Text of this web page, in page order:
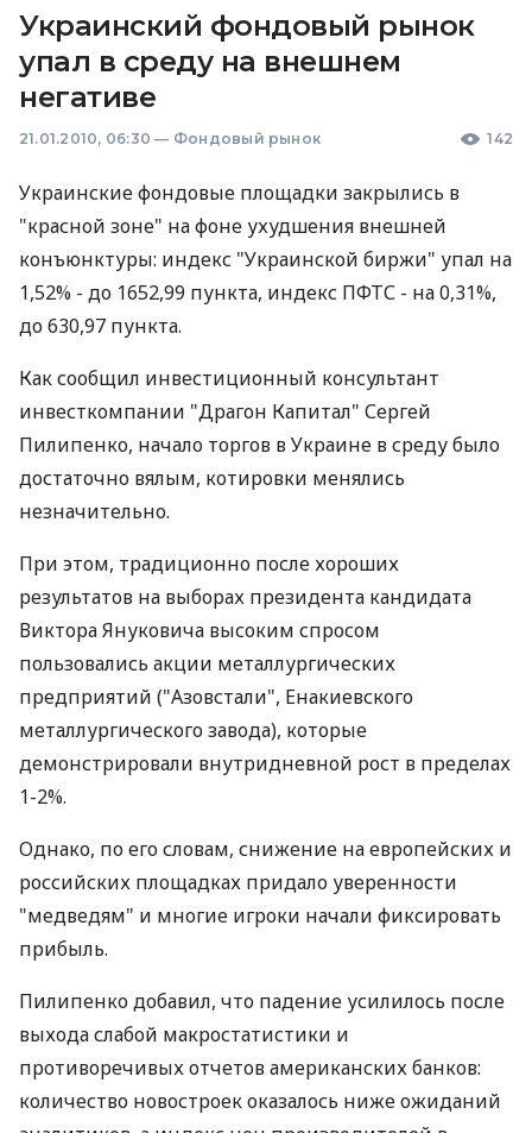
Украинский фондовый рынок
упал в среду на внешнем
негативе
21.01.2010, 06:30 — Фондовый рынок 142
Украинские фондовые площадки закрылись в
"красной зоне" на фоне ухудшения внешней
конъюнктуры: индекс "Украинской биржи" упал на
1,52% - до 1652,99 пункта, индекс ПФТС - на 0,31%,
до 630,97 пункта.
Как сообщил инвестиционный консультант
инвесткомпании "Драгон Капитал" Сергей
Пилипенко, начало торгов в Украине в среду было
достаточно вялым, котировки менялись
незначительно.
При этом, традиционно после хороших
результатов на выборах президента кандидата
Виктора Януковича высоким спросом
пользовались акции металлургических
предприятий ("Азовстали", Енакиевского
металлургического завода), которые
демонстрировали внутридневной рост в пределах
1-2%.
Однако, по его словам, снижение на европейских и
российских площадках придало уверенности
"медведям" и многие игроки начали фиксировать
прибыль.
Пилипенко добавил, что падение усилилось после
выхода слабой макростатистики и
противоречивых отчетов американских банков:
количество новостроек оказалось ниже ожиданий